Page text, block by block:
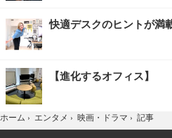
快適デスクのヒントが満
【進化するオフィス】
ホーム › エンタメ › 映画・ドラマ › 記事